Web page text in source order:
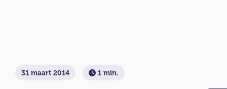
31 maart 2014 1 min.